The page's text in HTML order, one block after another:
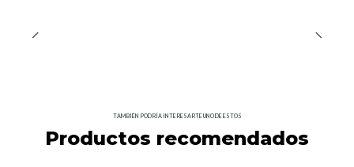
TAMBIÉN PODRÍA INTERESARTE UNO DE ESTOS
Productos recomendados